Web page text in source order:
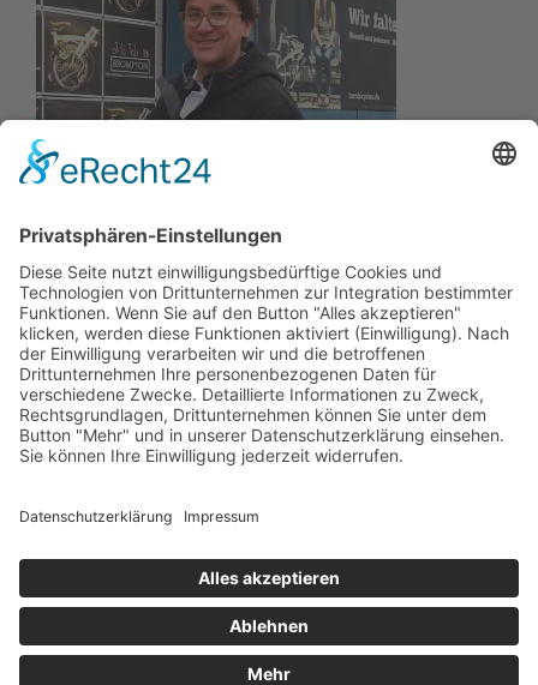
Wir wollen Ihr persönlicher Online Marine Spezialist sein,
der sich auf die Fahne geschrieben hat, der zuverlässigste
und preiswerteste Anbieter zu sein.
Wir sind ständig im Wachstum und wissen Ihr Vertrauen zu
schätzen.
Kay-Lucas Kaniewski
YouTubeFacebook